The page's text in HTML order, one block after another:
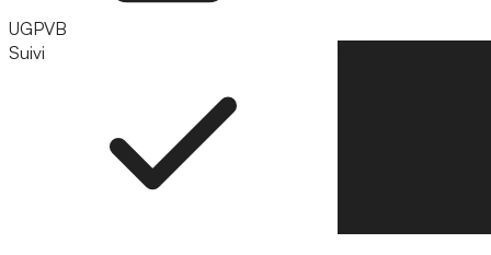
UGPVB
Suivi